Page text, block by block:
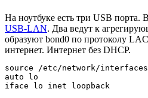
На ноутбуке есть три USB порта.
USB-LAN. Два ведут к
образуют bond0 по протоколу
интернет. Интернет без DHCP.
source /etc/network/
auto lo
iface lo inet loopback